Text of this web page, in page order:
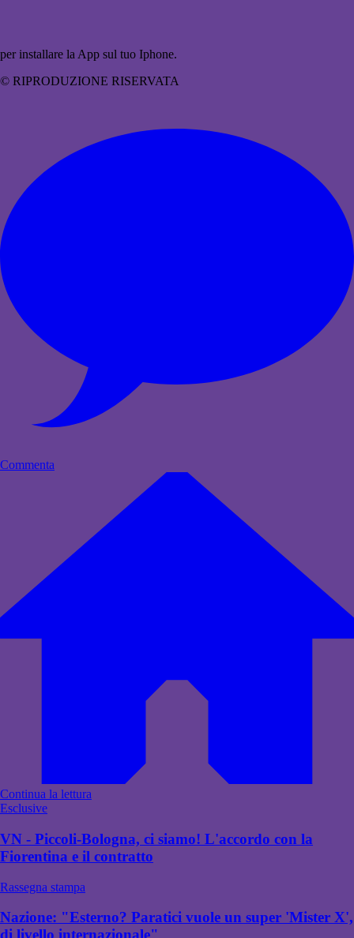
per installare la App sul tuo Iphone.
© RIPRODUZIONE RISERVATA
Commenta
Continua la lettura
Esclusive
VN - Piccoli-Bologna, ci siamo! L'accordo con la
Fiorentina e il contratto
Rassegna stampa
Nazione: "Esterno? Paratici vuole un super 'Mister X',